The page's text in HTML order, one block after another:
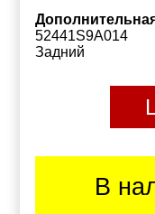
52441S9A014
Задний
В